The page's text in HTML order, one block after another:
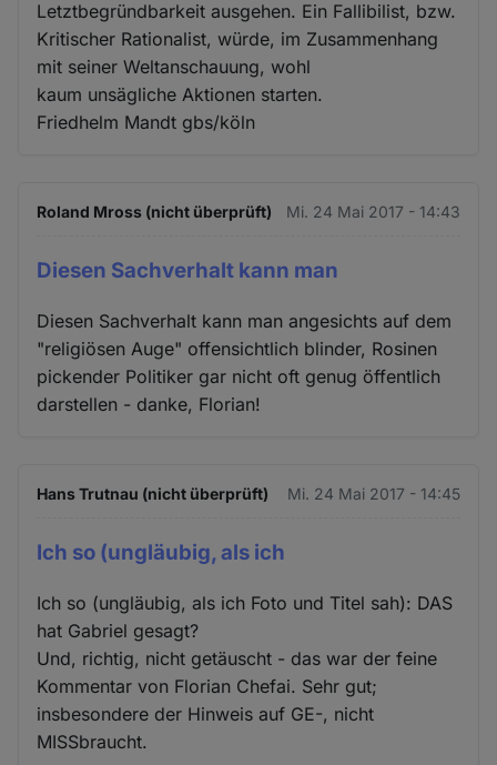
Letztbegründbarkeit ausgehen. Ein Fallibilist, bzw.
Kritischer Rationalist, würde, im Zusammenhang
mit seiner Weltanschauung, wohl
kaum unsägliche Aktionen starten.
Friedhelm Mandt gbs/köln
Roland Mross (nicht überprüft) Mi. 24 Mai 2017 - 14:43
Diesen Sachverhalt kann man
Diesen Sachverhalt kann man angesichts auf dem
"religiösen Auge" offensichtlich blinder, Rosinen
pickender Politiker gar nicht oft genug öffentlich
darstellen - danke, Florian!
Hans Trutnau (nicht überprüft) Mi. 24 Mai 2017 - 14:45
Ich so (ungläubig, als ich
Ich so (ungläubig, als ich Foto und Titel sah): DAS
hat Gabriel gesagt?
Und, richtig, nicht getäuscht - das war der feine
Kommentar von Florian Chefai. Sehr gut;
insbesondere der Hinweis auf GE-, nicht
MISSbraucht.